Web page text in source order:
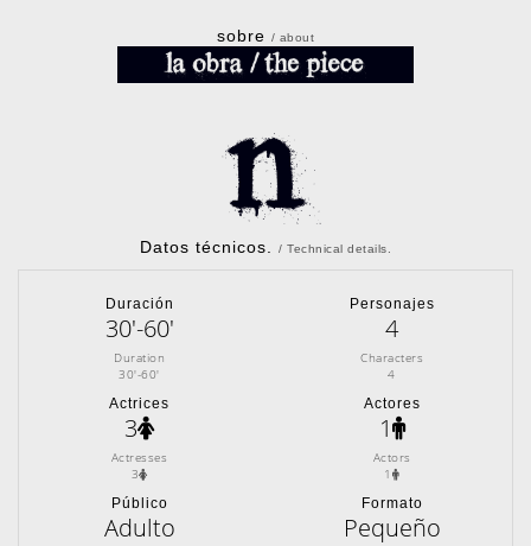
sobre / about
Datos técnicos. / Technical details.
Duración
30'-60'
Duration
30'-60'
Personajes
4
Characters
4
Actrices
3
Actresses
3
Actores
1
Actors
1
Público
Adulto
Formato
Pequeño